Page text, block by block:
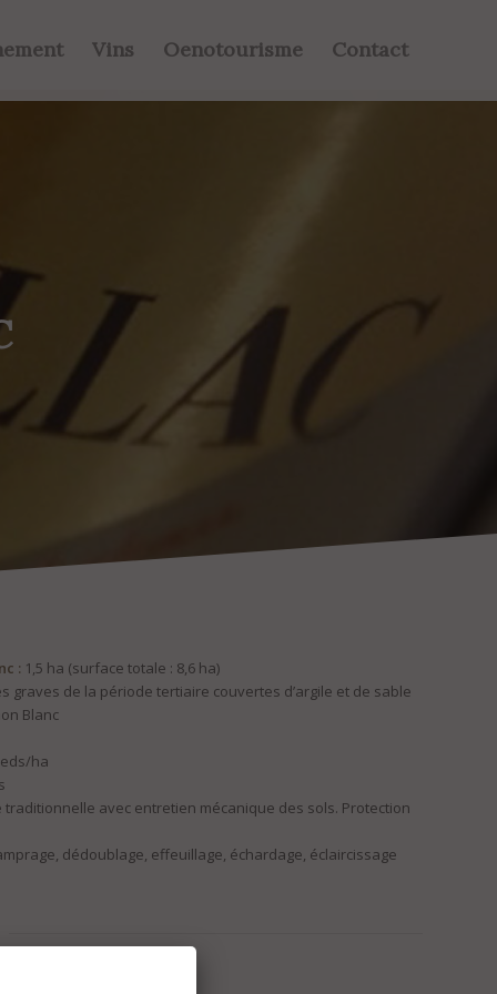
Vins Oenotourisme Contact
: 1,5 ha (surface totale : 8,6 ha)
graves de la période tertiaire couvertes d’argile et de sable
Blanc
ha
traditionnelle avec entretien mécanique des sols. Protection
dédoublage, effeuillage, échardage, éclaircissage